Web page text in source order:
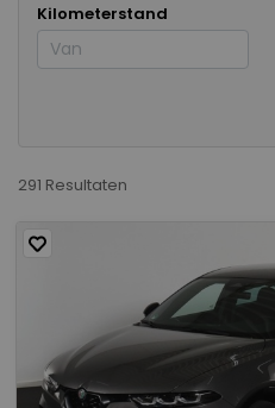
Kilometerstand
291 Resultaten